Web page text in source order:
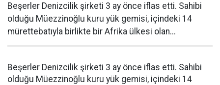
Beşerler Denizcilik şirketi 3 ay önce iflas etti. Sahibi
olduğu Müezzinoğlu kuru yük gemisi, içindeki 14
mürettebatıyla birlikte bir Afrika ülkesi olan...
Beşerler Denizcilik şirketi 3 ay önce iflas etti. Sahibi
olduğu Müezzinoğlu kuru yük gemisi, içindeki 14